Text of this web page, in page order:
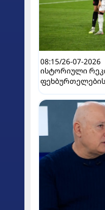
08:15/26-07-2026
ისტორიული